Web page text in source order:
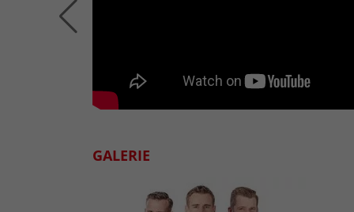
GALERIE